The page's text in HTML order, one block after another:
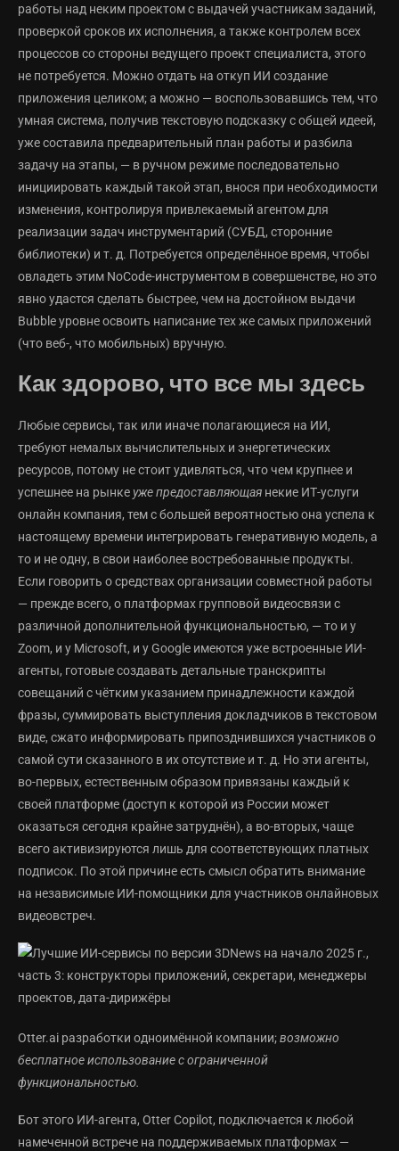
работы над неким проектом с выдачей участникам заданий,
проверкой сроков их исполнения, а также контролем всех
процессов со стороны ведущего проект специалиста, этого
не потребуется. Можно отдать на откуп ИИ создание
приложения целиком; а можно — воспользовавшись тем, что
умная система, получив текстовую подсказку с общей идеей,
уже составила предварительный план работы и разбила
задачу на этапы, — в ручном режиме последовательно
инициировать каждый такой этап, внося при необходимости
изменения, контролируя привлекаемый агентом для
реализации задач инструментарий (СУБД, сторонние
библиотеки) и т. д. Потребуется определённое время, чтобы
овладеть этим NoCode-инструментом в совершенстве, но это
явно удастся сделать быстрее, чем на достойном выдачи
Bubble уровне освоить написание тех же самых приложений
(что веб-, что мобильных) вручную.
Как здорово, что все мы здесь
Любые сервисы, так или иначе полагающиеся на ИИ,
требуют немалых вычислительных и энергетических
ресурсов, потому не стоит удивляться, что чем крупнее и
успешнее на рынкеуже предоставляющая некие ИТ-услуги
онлайн компания, тем с большей вероятностью она успела к
настоящему времени интегрировать генеративную модель, а
то и не одну, в свои наиболее востребованные продукты.
Если говорить о средствах организации совместной работы
— прежде всего, о платформах групповой видеосвязи с
различной дополнительной функциональностью, — то и у
Zoom, и у Microsoft, и у Google имеются уже встроенные ИИ-
агенты, готовые создавать детальные транскрипты
совещаний с чётким указанием принадлежности каждой
фразы, суммировать выступления докладчиков в текстовом
виде, сжато информировать припозднившихся участников о
самой сути сказанного в их отсутствие и т. д. Но эти агенты,
во-первых, естественным образом привязаны каждый к
своей платформе (доступ к которой из России может
оказаться сегодня крайне затруднён), а во-вторых, чаще
всего активизируются лишь для соответствующих платных
подписок. По этой причине есть смысл обратить внимание
на независимые ИИ-помощники для участников онлайновых
видеовстреч.
Otter.ai разработки одноимённой компании;возможно
бесплатное использование с ограниченной
функциональностью.
Бот этого ИИ-агента, Otter Copilot, подключается к любой
намеченной встрече на поддерживаемых платформах —